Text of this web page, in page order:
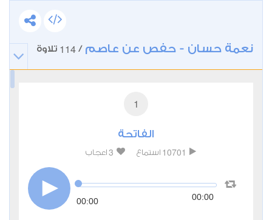
نعمة حسان - حفص عن عاصم /
114 تلاوة
1
الفاتحة
10701 استماع 3 اعجاب
00:00 00:00